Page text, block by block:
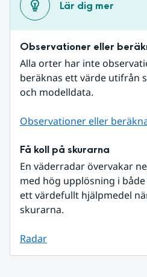
Lär dig mer
Observationer eller
Alla orter har inte
beräknas ett värde utifrån
och modelldata.
Observationer eller
Få koll på skurarna
En väderradar övervakar
med hög upplösning i
ett värdefullt hjälpmedel
skurarna.
Radar